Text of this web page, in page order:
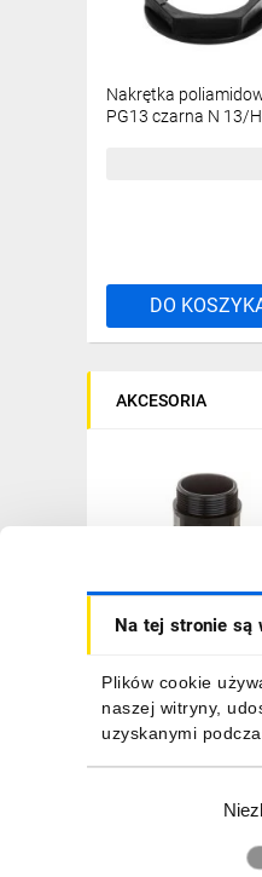
Na tej stronie są
Plików cookie
naszej witryny,
uzyskanymi
Nakrętka
PG13 czarna N 13/
DO
AKCESORIA
Dławnica
rury ochronnej
07060100701
18,91 złbrutto